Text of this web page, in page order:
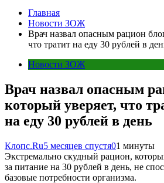
Главная
Новости ЗОЖ
Врач назвал опасным рацион
что тратит на еду 30 рублей в
Новости ЗОЖ
Врач назвал опасным
который уверяет, что
на еду 30 рублей в день
Клопс.Ru5 месяцев спустя01 минуты
Экстремально скудный рацион,
за питание на 30 рублей в день, не
базовые потребности организма.